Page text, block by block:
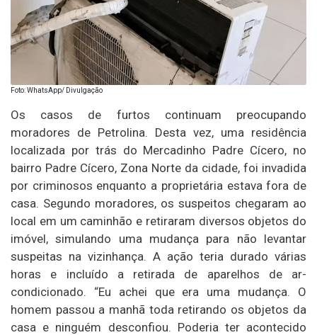
Foto: WhatsApp/ Divulgação
Os casos de furtos continuam preocupando
moradores de Petrolina. Desta vez, uma residência
localizada por trás do Mercadinho Padre Cícero, no
bairro Padre Cícero, Zona Norte da cidade, foi invadida
por criminosos enquanto a proprietária estava fora de
casa. Segundo moradores, os suspeitos chegaram ao
local em um caminhão e retiraram diversos objetos do
imóvel, simulando uma mudança para não levantar
suspeitas na vizinhança. A ação teria durado várias
horas e incluído a retirada de aparelhos de ar-
condicionado. “Eu achei que era uma mudança. O
homem passou a manhã toda retirando os objetos da
casa e ninguém desconfiou. Poderia ter acontecido